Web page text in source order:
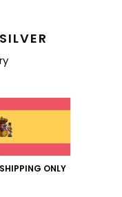
El 71% de nuestros
calidad-precio
ONLY